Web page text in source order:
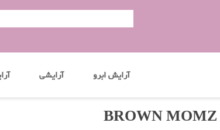
آرایش ابرو آرایشی